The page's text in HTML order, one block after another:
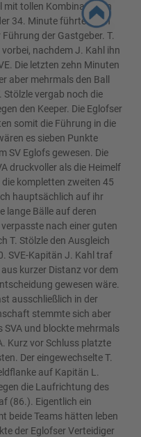
mit tollen Kombinationen
34. Minute führte dann
der Gastgeber. T.
nachdem J. Kahl ihn
Die letzten zehn Minuten
aber mehrmals den Ball
vergab noch die
den Keeper. Die Eglofser
somit die Führung in die
es sieben Punkte
SV Eglofs gewesen. Die
druckvoller als die Heimelf
kompletten zweiten 45
hauptsächlich auf ihr
lange Bälle auf deren
nach einer guten
T. Stölzle den Ausgleich
SVE-Kapitän J. Kahl traf
kurzer Distanz vor dem
gewesen wäre.
ausschließlich in der
stemmte sich aber
SVA und blockte mehrmals
Kurz vor Schluss platzte
Der eingewechselte T.
auf Kapitän L.
die Laufrichtung des
(86.). Eigentlich ein
beide Teams hätten leben
der Eglofser Verteidiger